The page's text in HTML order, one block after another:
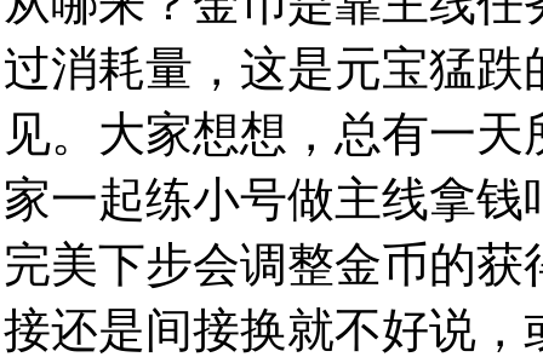
过消耗量，这是元宝猛
见。大家想想，总有一
家一起练小号做主线拿
完美下步会调整金币的
接还是间接换就不好说